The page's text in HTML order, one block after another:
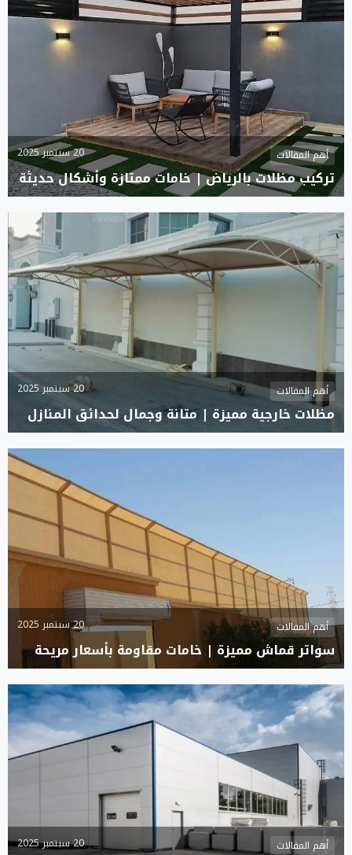
أهم المقالات 20 سبتمبر 2025
تركيب مظلات بالرياض | خامات ممتازة وأشكال حديثة
أهم المقالات 20 سبتمبر 2025
مظلات خارجية مميزة | متانة وجمال لحدائق المنازل
أهم المقالات 20 سبتمبر 2025
سواتر قماش مميزة | خامات مقاومة بأسعار مريحة
أهم المقالات 20 سبتمبر 2025